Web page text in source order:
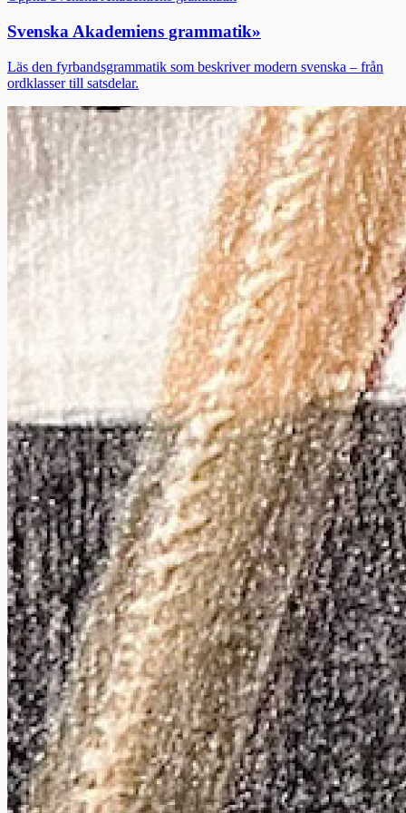
Svenska Akademiens grammatik»
Läs den fyrbandsgrammatik som beskriver modern svenska – från
ordklasser till satsdelar.